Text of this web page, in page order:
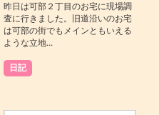
昨日は可部２丁目のお宅に現場調
査に行きました。旧道沿いのお宅
は可部の街でもメインともいえる
ような立地...
日記